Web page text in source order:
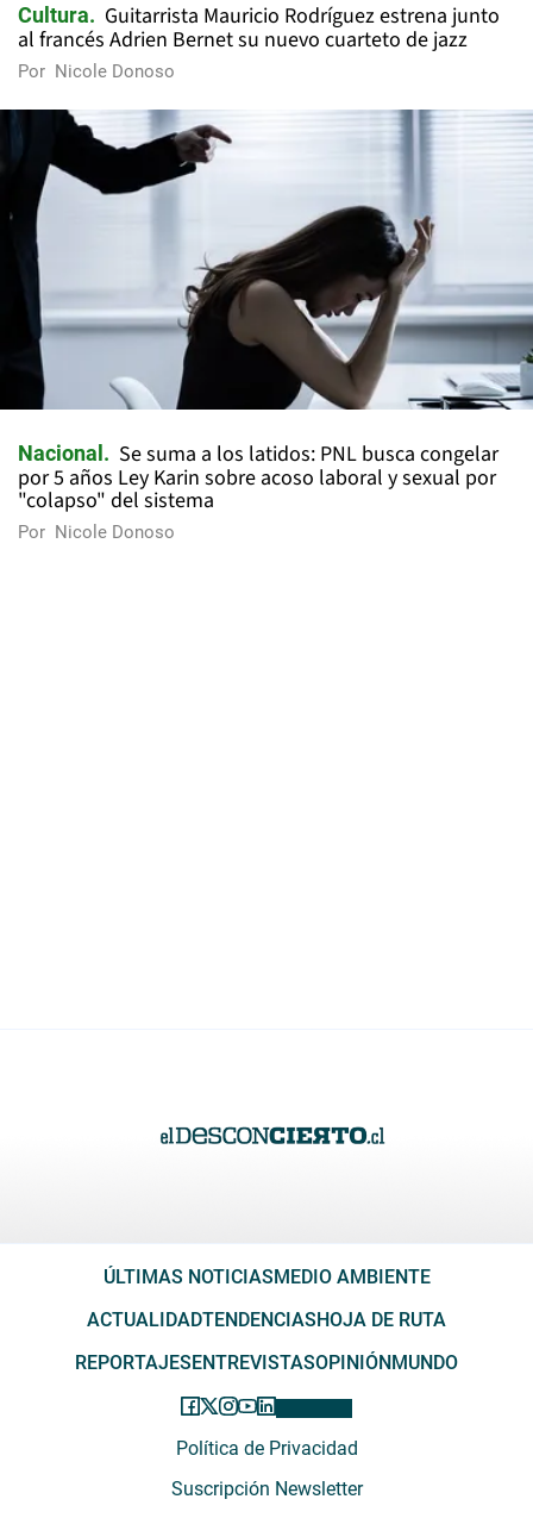
Cultura
Guitarrista Mauricio Rodríguez estrena junto
al francés Adrien Bernet su nuevo cuarteto de jazz
Por Nicole Donoso
Nacional
Se suma a los latidos: PNL busca congelar
por 5 años Ley Karin sobre acoso laboral y sexual por
"colapso" del sistema
Por Nicole Donoso
ÚLTIMAS NOTICIASMEDIO AMBIENTE
ACTUALIDADTENDENCIASHOJA DE RUTA
REPORTAJESENTREVISTASOPINIÓNMUNDO
Política de Privacidad
Suscripción Newsletter